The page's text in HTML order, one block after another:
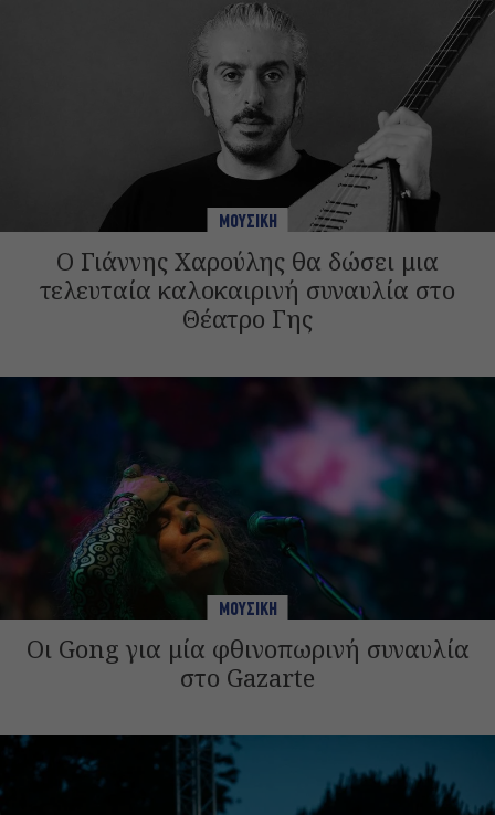
ΜΟΥΣΙΚΗ
Ο Γιάννης Χαρούλης θα δώσει μια
τελευταία καλοκαιρινή συναυλία στο
Θέατρο Γης
ΜΟΥΣΙΚΗ
Οι Gong για μία φθινοπωρινή συναυλία
στο Gazarte